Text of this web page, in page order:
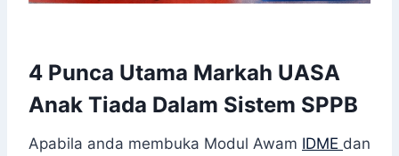
4 Punca Utama Markah UASA
Anak Tiada Dalam Sistem SPPB
Apabila anda membuka Modul Awam IDME dan